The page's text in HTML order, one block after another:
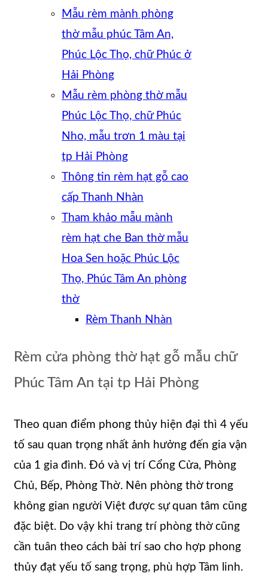
Mẫu rèm mành phòng
thờ mẫu phúc Tâm An,
Phúc Lộc Thọ, chữ Phúc ở
Hải Phòng
Mẫu rèm phòng thờ mẫu
Phúc Lộc Thọ, chữ Phúc
Nho, mẫu trơn 1 màu tại
tp Hải Phòng
Thông tin rèm hạt gỗ cao
cấp Thanh Nhàn
Tham khảo mẫu mành
rèm hạt che Ban thờ mẫu
Hoa Sen hoặc Phúc Lộc
Thọ, Phúc Tâm An phòng
thờ
Rèm Thanh Nhàn
Rèm cửa phòng thờ hạt gỗ mẫu chữ
Phúc Tâm An tại tp Hải Phòng
Theo quan điểm phong thủy hiện đại thì 4 yếu
tố sau quan trọng nhất ảnh hưởng đến gia vận
của 1 gia đình. Đó và vị trí Cổng Cửa, Phòng
Chủ, Bếp, Phòng Thờ. Nên phòng thờ trong
không gian người Việt được sự quan tâm cũng
đặc biệt. Do vậy khi trang trí phòng thờ cũng
cần tuân theo cách bài trí sao cho hợp phong
thủy đạt yếu tố sang trọng, phù hợp Tâm linh.